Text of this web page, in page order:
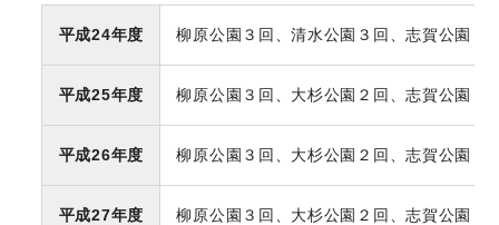
平成24年度 柳原公園３回、清水公園３回、志賀公園３
平成25年度 柳原公園３回、大杉公園２回、志賀公園
平成26年度 柳原公園３回、大杉公園２回、志賀公園
平成27年度 柳原公園３回、大杉公園２回、志賀公園